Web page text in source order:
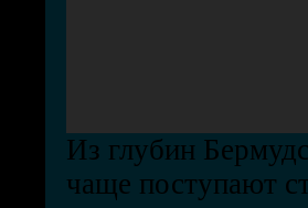
Из глубин
чаще поступают